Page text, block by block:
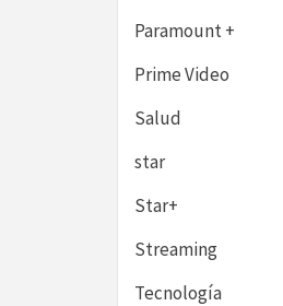
Paramount +
Prime Video
Salud
star
Star+
Streaming
Tecnología